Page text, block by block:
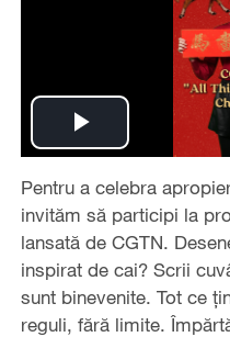
Play
Video
Pentru a celebra
invităm să participi la
lansată de CGTN.
inspirat de cai? Scrii
sunt binevenite. Tot ce
reguli, fără limite.